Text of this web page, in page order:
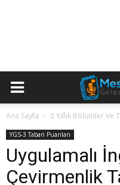
Ana Sayfa 2 Yıllık Bölümler Ve
YGS-3 Taban Puanları
Uygulamalı
Çevirmenlik